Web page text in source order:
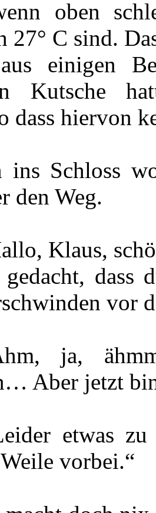
oben
27° C sind.
einigen
Kutsche
dass hiervon
ins Schloss
den Weg.
Klaus,
dass
vor
ja,
Aber jetzt
etwas
vorbei.“